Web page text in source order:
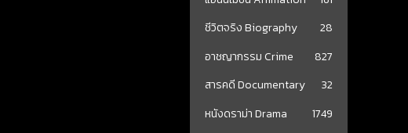
ชีวิตจริง Biography
28
อาชญากรรม Crime
827
สารคดี Documentary
32
หนังดราม่า Drama
1749